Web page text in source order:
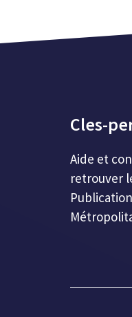
Cles-
Aide et
retrouver